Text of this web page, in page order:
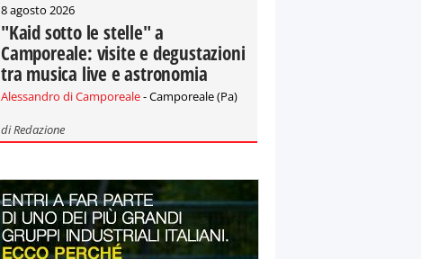
8 agosto 2026
"Kaid sotto le stelle" a
Camporeale: visite e degustazioni
tra musica live e astronomia
Alessandro di Camporeale- Camporeale (Pa)
diRedazione